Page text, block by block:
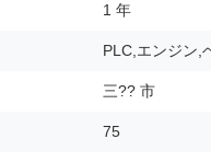
1 年
PLC,エンジン,
三?? 市
75